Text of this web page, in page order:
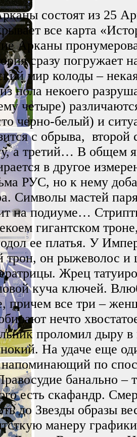
состоят из 25
все карта
Арканы
сразу погружает
мир колоды –
пола некоего
четыре)
черно-белый) и
с обрыва, второй
а третий… В общем
в другое
РУС, но к нему
Символы мастей
на подиуме…
гигантском
ее платья. У
трон, он рыжеволос
Жрец
куча ключей.
причем все три –
нечто
проломил дыру в
На удаче еще
по
банально –
есть скафандр.
до Звезды образы
манеру